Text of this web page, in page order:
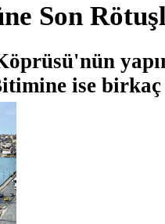
Son
ise birkaç